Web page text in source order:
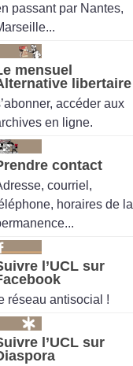
passant par Nantes,
mensuel
libertaire
accéder aux
en ligne.
contact
courriel,
horaires de la
l’UCL sur
réseau antisocial !
l’UCL sur